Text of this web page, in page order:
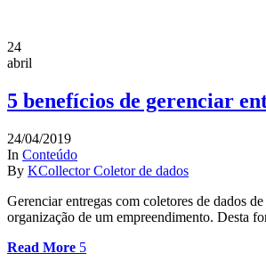
24
abril
5 benefícios de gerenciar
24/04/2019
In Conteúdo
By KCollector Coletor de dados
Gerenciar entregas com coletores de dados
organização de um empreendimento. Desta
Read More